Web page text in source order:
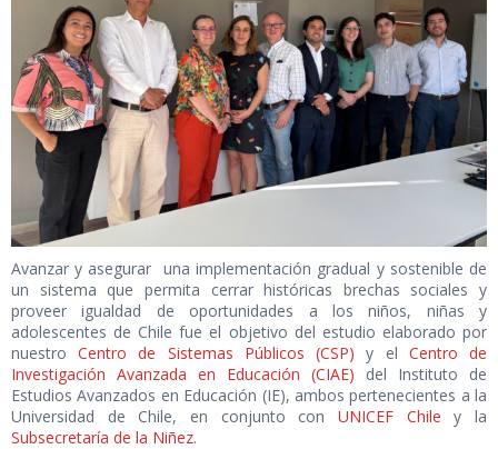
Avanzar y asegurar una implementación gradual y sostenible de
un sistema que permita cerrar históricas brechas sociales y
proveer igualdad de oportunidades a los niños, niñas y
adolescentes de Chile fue el objetivo del estudio elaborado por
nuestroCentro de Sistemas Públicos (CSP) y el Centro de
Investigación Avanzada en Educación (CIAE) del Instituto de
Estudios Avanzados en Educación (IE), ambos pertenecientes a la
Universidad de Chile, en conjunto con UNICEF Chile y la
Subsecretaría de la Niñez.